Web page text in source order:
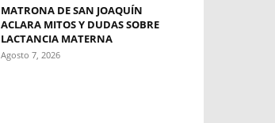
MATRONA DE SAN JOAQUÍN
ACLARA MITOS Y DUDAS SOBRE
LACTANCIA MATERNA
Agosto 7, 2026